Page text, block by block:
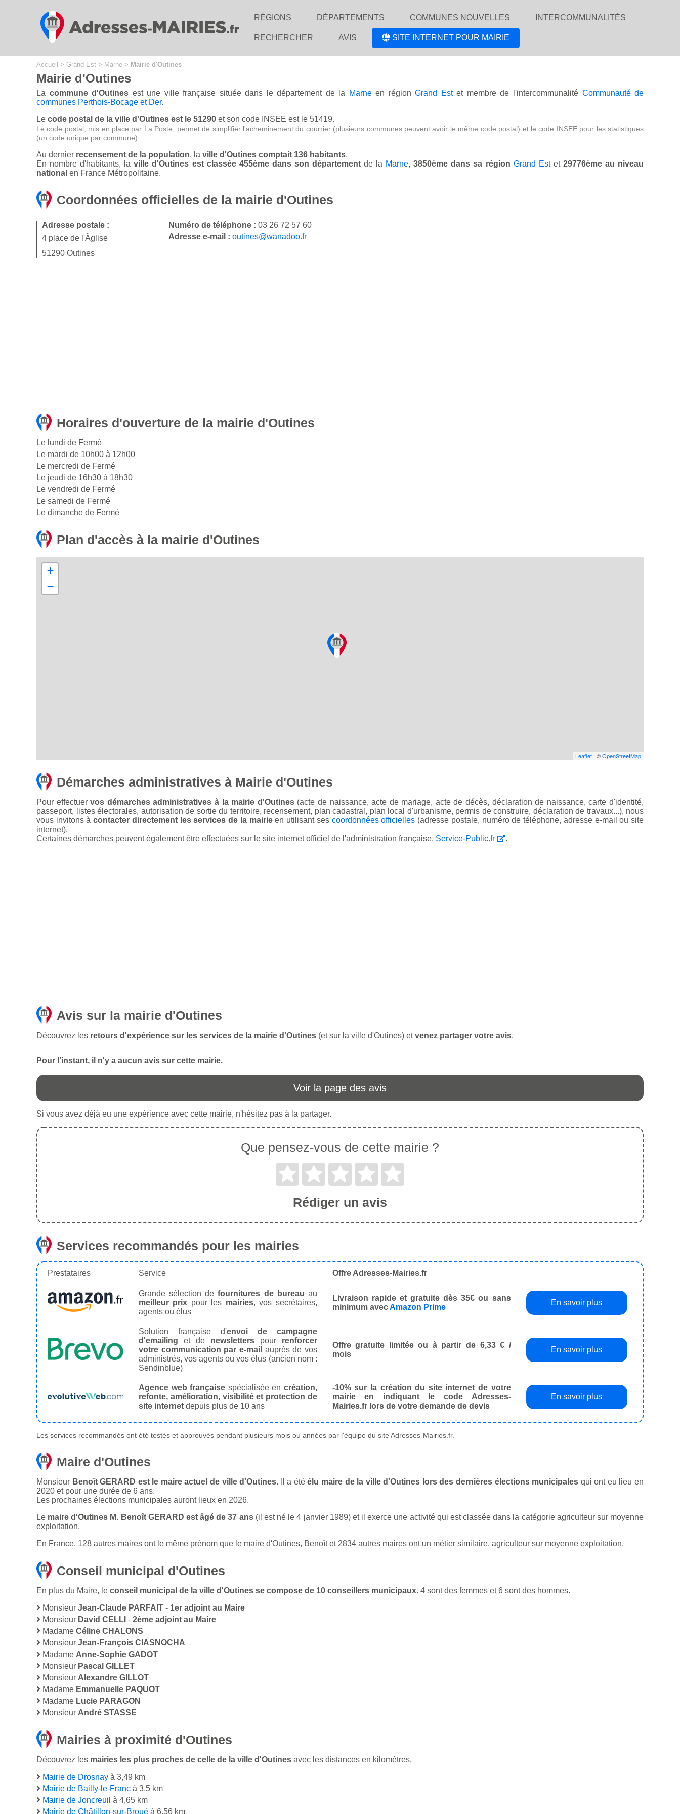
RÉGIONS DÉPARTEMENTS COMMUNES NOUVELLES INTERCOMMUNALITÉS
RECHERCHER AVIS SITE INTERNET POUR MAIRIE
Accueil > Grand Est > Marne > Mairie d'Outines
Mairie d'Outines
La commune d'Outines est une ville française située dans le département de la Marneen régionGrand Estet membre de l'intercommunalité Communauté de
communes Perthois-Bocage et Der.
Le code postal de la ville d'Outines est le 51290 et son code INSEE est le 51419.
Le code postal, mis en place par La Poste, permet de simplifier l'acheminement du courrier (plusieurs communes peuvent avoir le même code postal) et le code INSEE pour les statistiques
(un code unique par commune).
Au dernier recensement de la population, la ville d'Outines comptait 136 habitants.
En nombre d'habitants, laville d'Outines est classée 455ème dans son départementde la Marne,3850ème dans sa région Grand Estet 29776ème au niveau
national en France Métropolitaine.
Coordonnées officielles de la mairie d'Outines
Adresse postale :
4 place de l'Ãglise
51290 Outines
Numéro de téléphone : 03 26 72 57 60
Adresse e-mail : outines@wanadoo.fr
Horaires d'ouverture de la mairie d'Outines
Le lundi de Fermé
Le mardi de 10h00 à 12h00
Le mercredi de Fermé
Le jeudi de 16h30 à 18h30
Le vendredi de Fermé
Le samedi de Fermé
Le dimanche de Fermé
Plan d'accès à la mairie d'Outines
+
−
Leaflet | ©OpenStreetMap
Démarches administratives à Mairie d'Outines
Pour effectuervos démarches administratives à la mairie d'Outines(acte de naissance, acte de mariage, acte de décès, déclaration de naissance, carte d'identité,
passeport, listes électorales, autorisation de sortie du territoire, recensement, plan cadastral, plan local d'urbanisme, permis de construire, déclaration de travaux...), nous
vous invitons àcontacter directement les services de la mairieen utilisant ses coordonnées officielles (adresse postale, numéro de téléphone, adresse e-mail ou site
internet).
Certaines démarches peuvent également être effectuées sur le site internet officiel de l'administration française, Service-Public.fr .
Avis sur la mairie d'Outines
Découvrez les retours d'expérience sur les services de la mairie d'Outines (et sur la ville d'Outines) etvenez partager votre avis.
Pour l'instant, il n'y a aucun avis sur cette mairie.
Voir la page des avis
Si vous avez déjà eu une expérience avec cette mairie, n'hésitez pas à la partager.
Que pensez-vous de cette mairie ?
Rédiger un avis
Services recommandés pour les mairies
Prestataires Service Offre Adresses-Mairies.fr
Grande sélection defournitures de bureau au
meilleur prix pour les mairies, vos secrétaires,
agents ou élus
Livraison rapide et gratuite dès 35€ ou sans
minimum avecAmazon Prime
En savoir plus
Solution française d'envoi de campagne
d'emailing et de newsletterspour renforcer
votre communication par e-mail auprès de vos
administrés, vos agents ou vos élus (ancien nom :
Sendinblue)
Offre gratuite limitée ou à partir de 6,33 € /
mois
En savoir plus
Agence web française spécialisée en création,
refonte, amélioration, visibilité et protection de
site internet depuis plus de 10 ans
-10% sur la création du site internet de votre
mairie en indiquant le code Adresses-
Mairies.fr lors de votre demande de devis
En savoir plus
Les services recommandés ont été testés et approuvés pendant plusieurs mois ou années par l'équipe du site Adresses-Mairies.fr.
Maire d'Outines
Monsieur Benoît GERARD est le maire actuel de ville d'Outines. Il a étéélu maire de la ville d'Outines lors des dernières élections municipales qui ont eu lieu en
2020 et pour une durée de 6 ans.
Les prochaines élections municipales auront lieux en 2026.
Le maire d'Outines M. Benoît GERARD est âgé de 37 ans(il est né le 4 janvier 1989) et il exerce une activité qui est classée dans la catégorie agriculteur sur moyenne
exploitation.
En France, 128 autres maires ont le même prénom que le maire d'Outines, Benoît et 2834 autres maires ont un métier similaire, agriculteur sur moyenne exploitation.
Conseil municipal d'Outines
En plus du Maire, le conseil municipal de la ville d'Outines se compose de 10 conseillers municipaux. 4 sont des femmes et 6 sont des hommes.
Monsieur Jean-Claude PARFAIT - 1er adjoint au Maire
Monsieur David CELLI - 2ème adjoint au Maire
Madame Céline CHALONS
Monsieur Jean-François CIASNOCHA
Madame Anne-Sophie GADOT
Monsieur Pascal GILLET
Monsieur Alexandre GILLOT
Madame Emmanuelle PAQUOT
Madame Lucie PARAGON
Monsieur André STASSE
Mairies à proximité d'Outines
Découvrez les mairies les plus proches de celle de la ville d'Outines avec les distances en kilomètres.
Mairie de Drosnay à 3,49 km
Mairie de Bailly-le-Franc à 3,5 km
Mairie de Joncreuil à 4,65 km
Mairie de Châtillon-sur-Broué à 6,56 km